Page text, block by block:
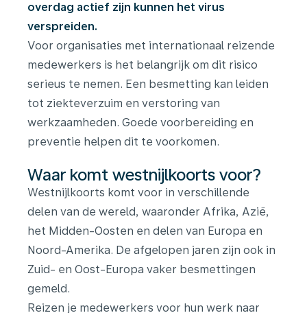
overdag actief zijn kunnen het virus
verspreiden.
Voor organisaties met internationaal reizende
medewerkers is het belangrijk om dit risico
serieus te nemen. Een besmetting kan leiden
tot ziekteverzuim en verstoring van
werkzaamheden. Goede voorbereiding en
preventie helpen dit te voorkomen.
Waar komt westnijlkoorts voor?
Westnijlkoorts komt voor in verschillende
delen van de wereld, waaronder Afrika, Azië,
het Midden-Oosten en delen van Europa en
Noord-Amerika. De afgelopen jaren zijn ook in
Zuid- en Oost-Europa vaker besmettingen
gemeld.
Reizen je medewerkers voor hun werk naar